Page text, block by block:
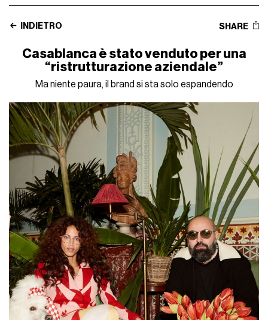
INDIETRO SHARE
Casablanca è stato venduto per una
“ristrutturazione aziendale”
Ma niente paura, il brand si sta solo espandendo